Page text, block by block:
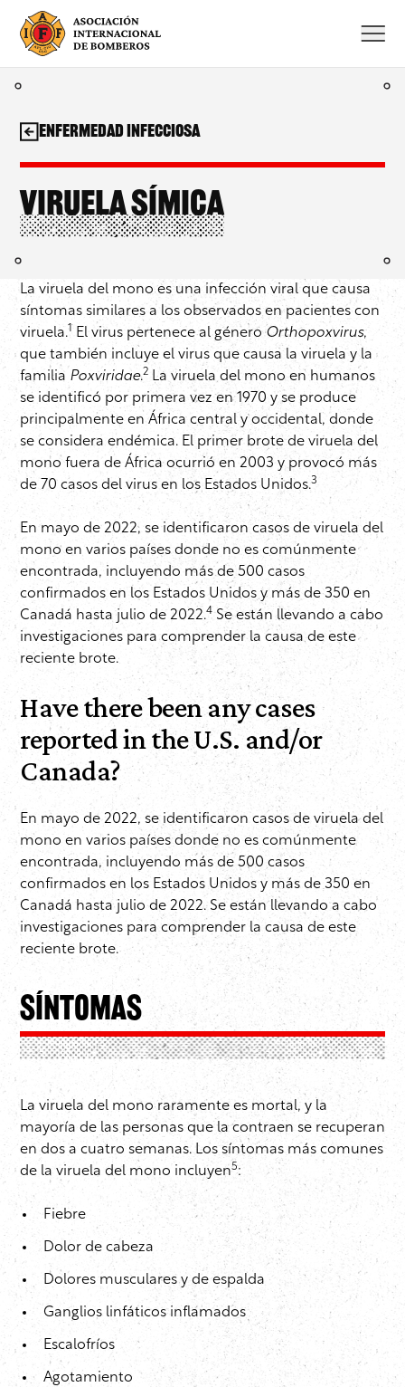
Saltar
contenido
Viruela símica
Enfermedad infecciosa
La viruela del mono es una infección viral que causa
síntomas similares a los observados en pacientes con
viruela.1 El virus pertenece al géneroOrthopoxvirus,
que también incluye el virus que causa la viruela y la
familia Poxviridae.2 La viruela del mono en humanos
se identificó por primera vez en 1970 y se produce
principalmente en África central y occidental, donde
se considera endémica. El primer brote de viruela del
mono fuera de África ocurrió en 2003 y provocó más
de 70 casos del virus en los Estados Unidos.3
En mayo de 2022, se identificaron casos de viruela del
mono en varios países donde no es comúnmente
encontrada, incluyendo más de 500 casos
confirmados en los Estados Unidos y más de 350 en
Canadá hasta julio de 2022.4Se están llevando a cabo
investigaciones para comprender la causa de este
reciente brote.
Have there been any cases
reported in the U.S. and/or
Canada?
En mayo de 2022, se identificaron casos de viruela del
mono en varios países donde no es comúnmente
encontrada, incluyendo más de 500 casos
confirmados en los Estados Unidos y más de 350 en
Canadá hasta julio de 2022. Se están llevando a cabo
investigaciones para comprender la causa de este
reciente brote.
Síntomas
La viruela del mono raramente es mortal, y la
mayoría de las personas que la contraen se recuperan
en dos a cuatro semanas. Los síntomas más comunes
de la viruela del mono incluyen5:
Fiebre
Dolor de cabeza
Dolores musculares y de espalda
Ganglios linfáticos inflamados
Escalofríos
Agotamiento